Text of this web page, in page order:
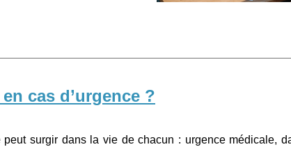
cas d’urgence ?
surgir dans la vie de chacun : urgence médicale,